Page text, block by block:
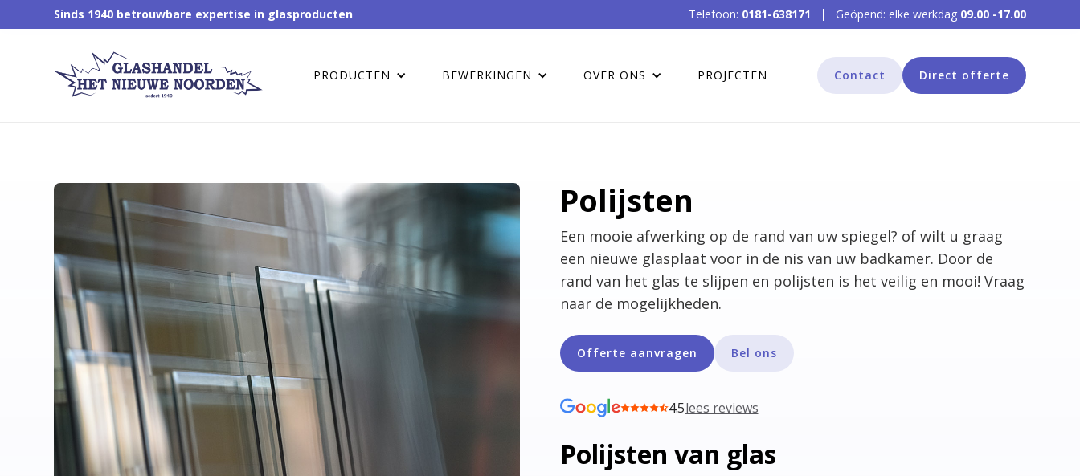
Sinds 1940 betrouwbare expertise in glasproducten Telefoon: 0181-638171 Geöpend: elke werkdag 09.00 -17.00
PRODUCTEN BEWERKINGEN OVER ONS PROJECTEN Contact Direct offerte
Polijsten
Een mooie afwerking op de rand van uw spiegel? of wilt u graag
een nieuwe glasplaat voor in de nis van uw badkamer. Door de
rand van het glas te slijpen en polijsten is het veilig en mooi! Vraag
naar de mogelijkheden.
Offerte aanvragen Bel ons
4.5lees reviews
Polijsten van glas